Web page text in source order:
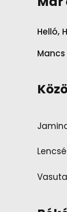
Helló,